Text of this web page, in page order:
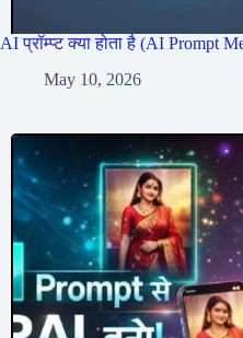
AI प्रॉम्प्ट क्या होता है (AI Prompt
May 10, 2026